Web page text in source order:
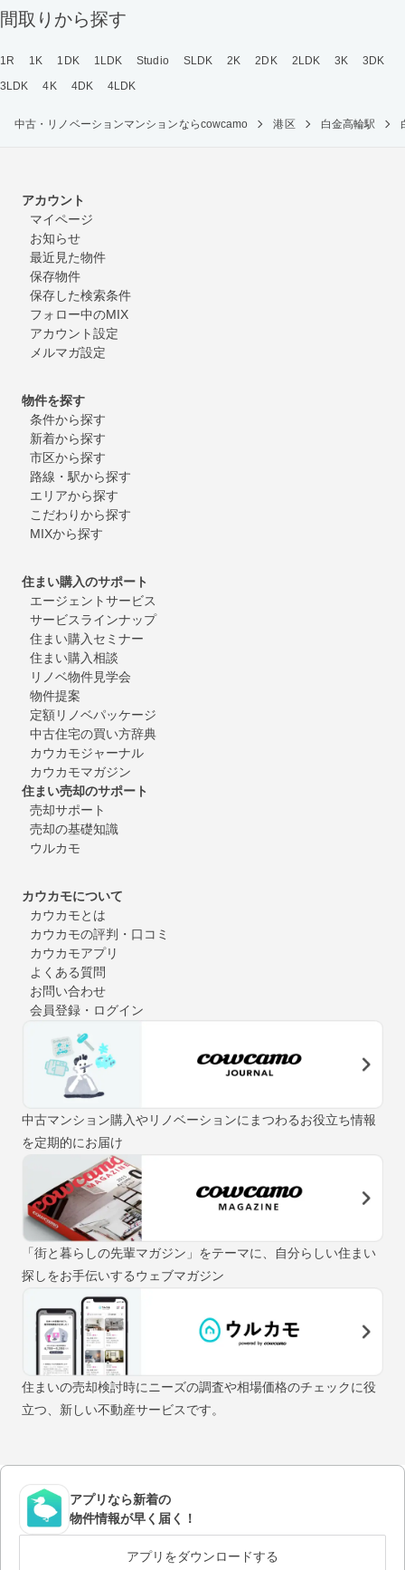
間取りから探す
1R 1K 1DK 1LDK Studio SLDK 2K 2DK 2LDK 3K
3DK
3LDK
4K 4DK 4LDK
中古・リノベーションマンションならcowcamo 港区 白金高輪駅
アカウント
マイページ
お知らせ
最近見た物件
保存物件
保存した検索条件
フォロー中のMIX
アカウント設定
メルマガ設定
物件を探す
条件から探す
新着から探す
市区から探す
路線・駅から探す
エリアから探す
こだわりから探す
MIXから探す
住まい購入のサポート
エージェントサービス
サービスラインナップ
住まい購入セミナー
住まい購入相談
リノベ物件見学会
物件提案
定額リノベパッケージ
中古住宅の買い方辞典
カウカモジャーナル
カウカモマガジン
住まい売却のサポート
売却サポート
売却の基礎知識
ウルカモ
カウカモについて
カウカモとは
カウカモの評判・口コミ
カウカモアプリ
よくある質問
お問い合わせ
会員登録・ログイン
中古マンション購入やリノベーションにまつわるお役立ち情報
を定期的にお届け
「街と暮らしの先輩マガジン」をテーマに、自分らしい住まい
探しをお手伝いするウェブマガジン
住まいの売却検討時にニーズの調査や相場価格のチェックに役
立つ、新しい不動産サービスです。
アプリなら新着の
物件情報が早く届く！
アプリをダウンロードする